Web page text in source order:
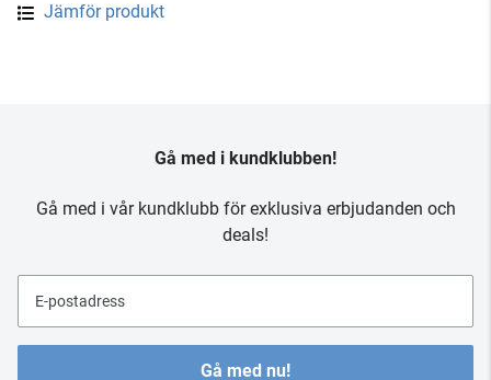
Jämför produkt
Gå med i kundklubben!
Gå med i vår kundklubb för exklusiva erbjudanden och
deals!
E-postadress
Gå med nu!